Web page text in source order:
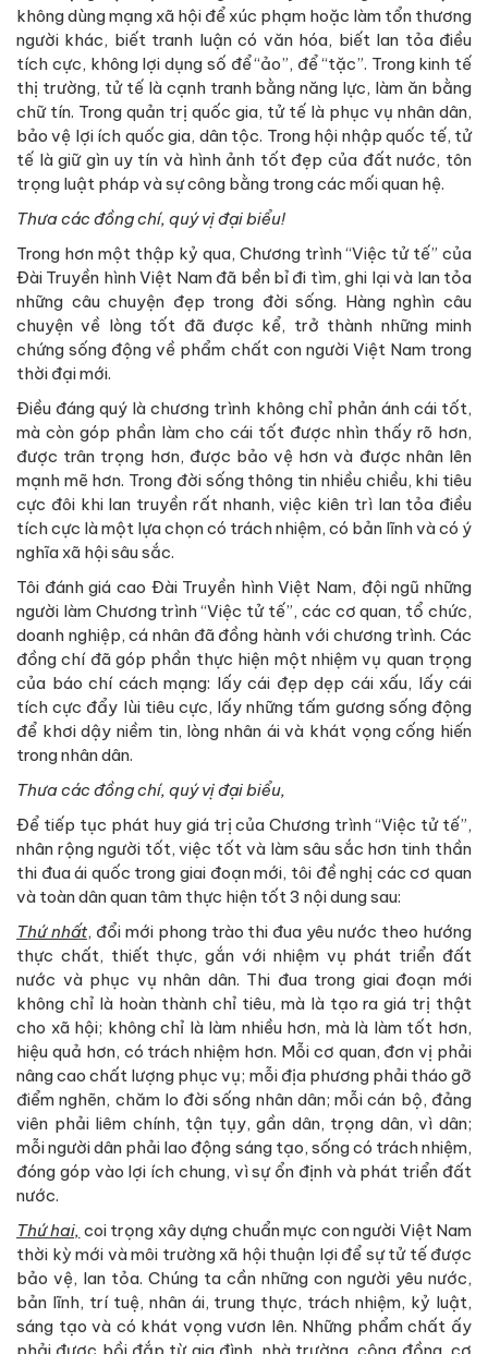
không dùng mạng xã hội để xúc phạm hoặc làm tổn thương
người khác, biết tranh luận có văn hóa, biết lan tỏa điều
tích cực, không lợi dụng số để “ảo”, để “tặc”. Trong kinh tế
thị trường, tử tế là cạnh tranh bằng năng lực, làm ăn bằng
chữ tín. Trong quản trị quốc gia, tử tế là phục vụ nhân dân,
bảo vệ lợi ích quốc gia, dân tộc. Trong hội nhập quốc tế, tử
tế là giữ gìn uy tín và hình ảnh tốt đẹp của đất nước, tôn
trọng luật pháp và sự công bằng trong các mối quan hệ.
Thưa các đồng chí, quý vị đại biểu!
Trong hơn một thập kỷ qua, Chương trình “Việc tử tế” của
Đài Truyền hình Việt Nam đã bền bỉ đi tìm, ghi lại và lan tỏa
những câu chuyện đẹp trong đời sống. Hàng nghìn câu
chuyện về lòng tốt đã được kể, trở thành những minh
chứng sống động về phẩm chất con người Việt Nam trong
thời đại mới.
Điều đáng quý là chương trình không chỉ phản ánh cái tốt,
mà còn góp phần làm cho cái tốt được nhìn thấy rõ hơn,
được trân trọng hơn, được bảo vệ hơn và được nhân lên
mạnh mẽ hơn. Trong đời sống thông tin nhiều chiều, khi tiêu
cực đôi khi lan truyền rất nhanh, việc kiên trì lan tỏa điều
tích cực là một lựa chọn có trách nhiệm, có bản lĩnh và có ý
nghĩa xã hội sâu sắc.
Tôi đánh giá cao Đài Truyền hình Việt Nam, đội ngũ những
người làm Chương trình “Việc tử tế”, các cơ quan, tổ chức,
doanh nghiệp, cá nhân đã đồng hành với chương trình. Các
đồng chí đã góp phần thực hiện một nhiệm vụ quan trọng
của báo chí cách mạng: lấy cái đẹp dẹp cái xấu, lấy cái
tích cực đẩy lùi tiêu cực, lấy những tấm gương sống động
để khơi dậy niềm tin, lòng nhân ái và khát vọng cống hiến
trong nhân dân.
Thưa các đồng chí, quý vị đại biểu,
Để tiếp tục phát huy giá trị của Chương trình “Việc tử tế”,
nhân rộng người tốt, việc tốt và làm sâu sắc hơn tinh thần
thi đua ái quốc trong giai đoạn mới, tôi đề nghị các cơ quan
và toàn dân quan tâm thực hiện tốt 3 nội dung sau:
Thứ nhất, đổi mới phong trào thi đua yêu nước theo hướng
thực chất, thiết thực, gắn với nhiệm vụ phát triển đất
nước và phục vụ nhân dân. Thi đua trong giai đoạn mới
không chỉ là hoàn thành chỉ tiêu, mà là tạo ra giá trị thật
cho xã hội; không chỉ là làm nhiều hơn, mà là làm tốt hơn,
hiệu quả hơn, có trách nhiệm hơn. Mỗi cơ quan, đơn vị phải
nâng cao chất lượng phục vụ; mỗi địa phương phải tháo gỡ
điểm nghẽn, chăm lo đời sống nhân dân; mỗi cán bộ, đảng
viên phải liêm chính, tận tụy, gần dân, trọng dân, vì dân;
mỗi người dân phải lao động sáng tạo, sống có trách nhiệm,
đóng góp vào lợi ích chung, vì sự ổn định và phát triển đất
nước.
Thứ hai, coi trọng xây dựng chuẩn mực con người Việt Nam
thời kỳ mới và môi trường xã hội thuận lợi để sự tử tế được
bảo vệ, lan tỏa. Chúng ta cần những con người yêu nước,
bản lĩnh, trí tuệ, nhân ái, trung thực, trách nhiệm, kỷ luật,
sáng tạo và có khát vọng vươn lên. Những phẩm chất ấy